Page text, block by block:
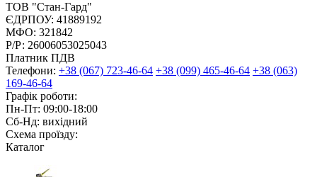
ТОВ "Стан-Гард"
ЄДРПОУ: 41889192
МФО: 321842
Р/Р: 26006053025043
Платник ПДВ
Телефони: +38 (067) 723-46-64 +38 (099) 465-46-64 +38 (063)
169-46-64
Графік роботи:
Пн-Пт: 09:00-18:00
Сб-Нд: вихідний
Схема проїзду:
Каталог